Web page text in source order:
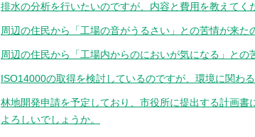
排水の分析を行いたいのですが、内容と費用を教えてく
周辺の住民から「工場の音がうるさい」との苦情が来
周辺の住民から「工場内からのにおいが気になる」と
ISO14000の取得を検討しているのですが、環境に関わ
林地開発申請を予定しており、市役所に提出する計画
よろしいでしょうか。